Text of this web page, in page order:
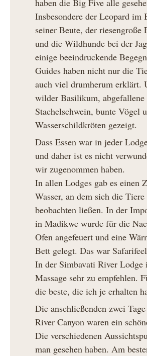
Insbesondere der Leopard im
seiner Beute, der riesengroße
und die Wildhunde bei der
einige beeindruckende
Guides haben nicht nur die
auch viel drumherum erklärt.
wilder Basilikum, abgefallene
Stachelschwein, bunte Vögel
Wasserschildkröten gezeigt.
Dass Essen war in jeder
und daher ist es nicht
wir zugenommen haben.
In allen Lodges gab es einen
Wasser, an dem sich die
beobachten ließen. In der
in Madikwe wurde für die
Ofen angefeuert und eine
Bett gelegt. Das war
In der Simbavati River Lodge
Massage sehr zu empfehlen.
die beste, die ich je erhalten
Die anschließenden zwei
River Canyon waren ein
Die verschiedenen
man gesehen haben. Am